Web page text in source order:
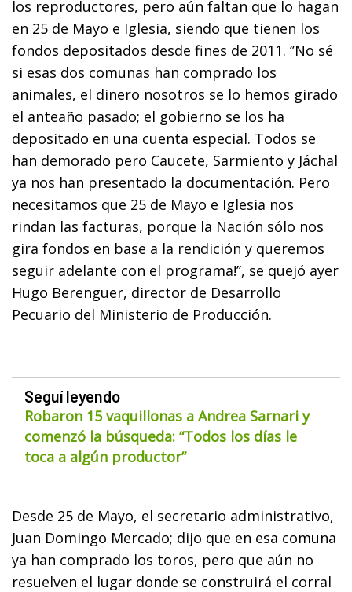
los reproductores, pero aún faltan que lo hagan
en 25 de Mayo e Iglesia, siendo que tienen los
fondos depositados desde fines de 2011. ‘’No sé
si esas dos comunas han comprado los
animales, el dinero nosotros se lo hemos girado
el anteaño pasado; el gobierno se los ha
depositado en una cuenta especial. Todos se
han demorado pero Caucete, Sarmiento y Jáchal
ya nos han presentado la documentación. Pero
necesitamos que 25 de Mayo e Iglesia nos
rindan las facturas, porque la Nación sólo nos
gira fondos en base a la rendición y queremos
seguir adelante con el programa!’’, se quejó ayer
Hugo Berenguer, director de Desarrollo
Pecuario del Ministerio de Producción.
Seguí leyendo
Robaron 15 vaquillonas a Andrea Sarnari y
comenzó la búsqueda: “Todos los días le
toca a algún productor”
Desde 25 de Mayo, el secretario administrativo,
Juan Domingo Mercado; dijo que en esa comuna
ya han comprado los toros, pero que aún no
resuelven el lugar donde se construirá el corral